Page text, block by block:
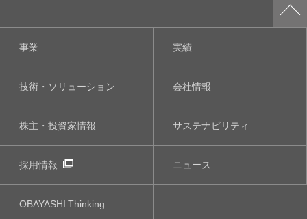
事業 実績
技術・ソリューション 会社情報
株主・投資家情報 サステナビリティ
採用情報 ニュース
OBAYASHIThinking